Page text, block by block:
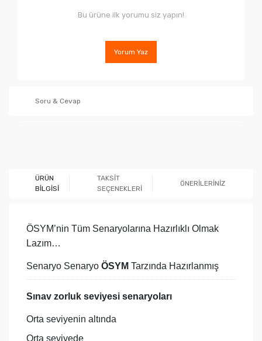
Bu ürüne ilk yorumu siz yapın!
Yorum Yaz
Soru & Cevap
ÜRÜN
BİLGİSİ
TAKSİT
SEÇENEKLERİ
ÖNERİLERİNİZ
ÖSYM’nin Tüm Senaryolarına Hazırlıklı Olmak
Lazım…
Senaryo Senaryo ÖSYM Tarzında Hazırlanmış
Sınav zorluk seviyesi senaryoları
Orta seviyenin altında
Orta seviyede